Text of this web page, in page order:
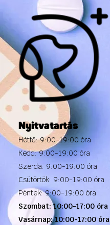
Nyitvatartás
Hétfő: 9:00-19:00 óra
Kedd: 9:00-19:00 óra
Szerda: 9:00-19:00 óra
Csütörtök: 9:00-19:00 óra
Péntek: 9:00-19:00 óra
Szombat: 10:00-17:00 óra
Vasárnap: 10:00-17:00 óra